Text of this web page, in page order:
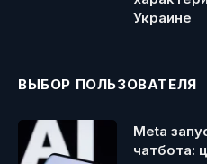
Украине
ВЫБОР ПОЛЬЗОВАТЕЛЯ
Meta
чатбота: